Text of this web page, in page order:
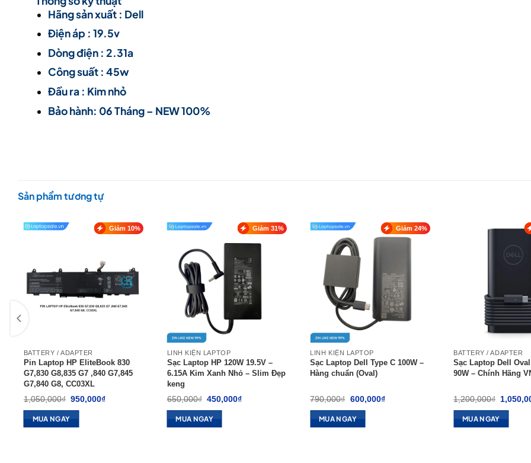
Hãng sản xuất : Dell
Điện áp : 19.5v
Dòng điện : 2.31a
Công suất : 45w
Đầu ra : Kim nhỏ
Bảo hành: 06 Tháng – NEW 100%
Sản phẩm tương tự
Giảm 10%
BATTERY / ADAPTER
Pin Laptop HP EliteBook 830
G7,830 G8,835 G7 ,840 G7,845
G7,840 G8, CC03XL
1,050,000₫ Giá
950,000₫Giá
MUA NGAY
Giảm 31%
LINH KIỆN LAPTOP
Sạc Laptop HP 120W 19.5V –
6.15A Kim Xanh Nhỏ – Slim Đẹp
keng
650,000₫ Giá
là:
650,000₫.
450,000₫Giá
MUA NGAY
Giảm 24%
LINH KIỆN LAPTOP
Sạc Laptop Dell Type C 100W –
Hàng chuẩn (Oval)
790,000₫ Giá
là:
790,000₫.
600,000₫Giá
MUA NGAY
BATTERY / ADAPTER
Sạc Laptop Dell Oval
90W – Chính Hãng
1,200,000₫ Giá
MUA NGAY